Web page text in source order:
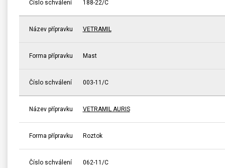
Číslo schválení 188-22/C
Název přípravku VETRAMIL
Forma přípravku Mast
Číslo schválení 003-11/C
Název přípravku VETRAMIL AURIS
Forma přípravku Roztok
Číslo schválení 062-11/C